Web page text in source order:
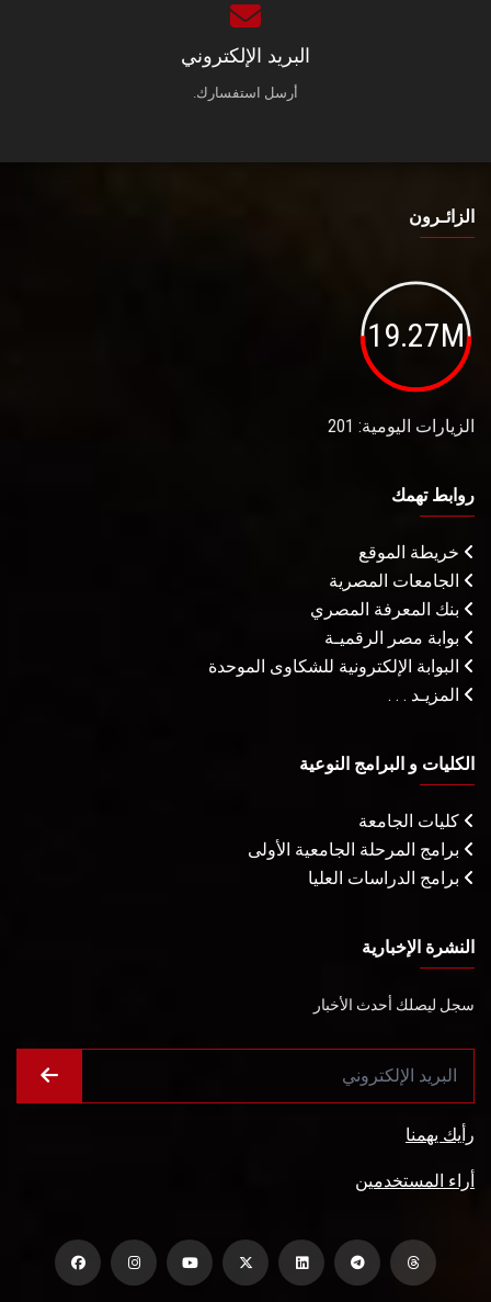
البريد الإلكتروني
أرسل استفسارك.
الزائـرون
19.27M
الزيارات اليومية: 201
روابط تهمك
خريطة الموقع
الجامعات المصرية
بنك المعرفة المصري
بوابة مصر الرقميـة
البوابة الإلكترونية للشكاوى الموحدة
المزيـد . . .
الكليات و البرامج النوعية
كليات الجامعة
برامج المرحلة الجامعية الأولى
برامج الدراسات العليا
النشرة الإخبارية
سجل ليصلك أحدث الأخبار
رأيك يهمنا
أراء المستخدمين